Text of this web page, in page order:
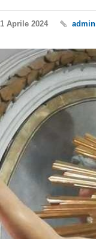
1 Aprile 2024 admin